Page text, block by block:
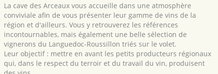
La cave des Arceaux vous accueille dans une atmosphère
conviviale afin de vous présenter leur gamme de vins de la
région et d'ailleurs. Vous y retrouverez les références
incontournables, mais également une belle sélection de
vignerons du Languedoc-Roussillon triés sur le volet.
Leur objectif : mettre en avant les petits producteurs régionaux
qui, dans le respect du terroir et du travail du vin, produisent